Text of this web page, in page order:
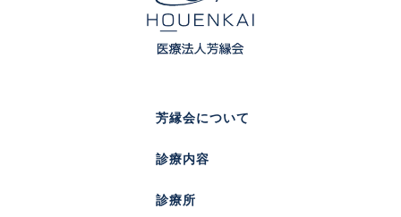
芳縁会について
診療内容
診療所